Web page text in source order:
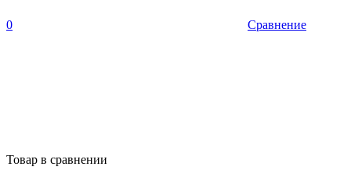
0 Сравнение
Товар в сравнении